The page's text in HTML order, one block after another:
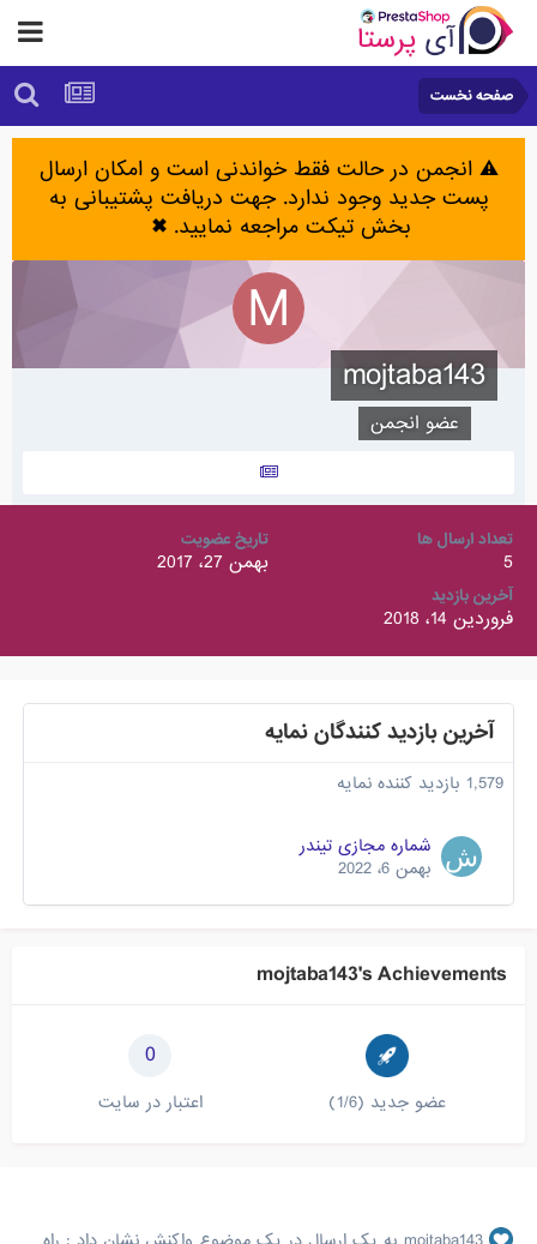
صفحه نخست
⚠️ انجمن در حالت فقط خواندنی است و امکان ارسال
پست جدید وجود ندارد. جهت دریافت پشتیبانی به
بخش تیکت مراجعه نمایید.✖
mojtaba143
عضو انجمن
تعداد ارسال ها
5
تاریخ عضویت
بهمن 27، 2017
آخرین بازدید
فروردین 14، 2018
آخرین بازدید کنندگان نمایه
1,579 بازدید کننده نمایه
شماره مجازی تیندر
بهمن 6، 2022
mojtaba143's Achievements
عضو جدید (1/6)
0
اعتبار در سایت